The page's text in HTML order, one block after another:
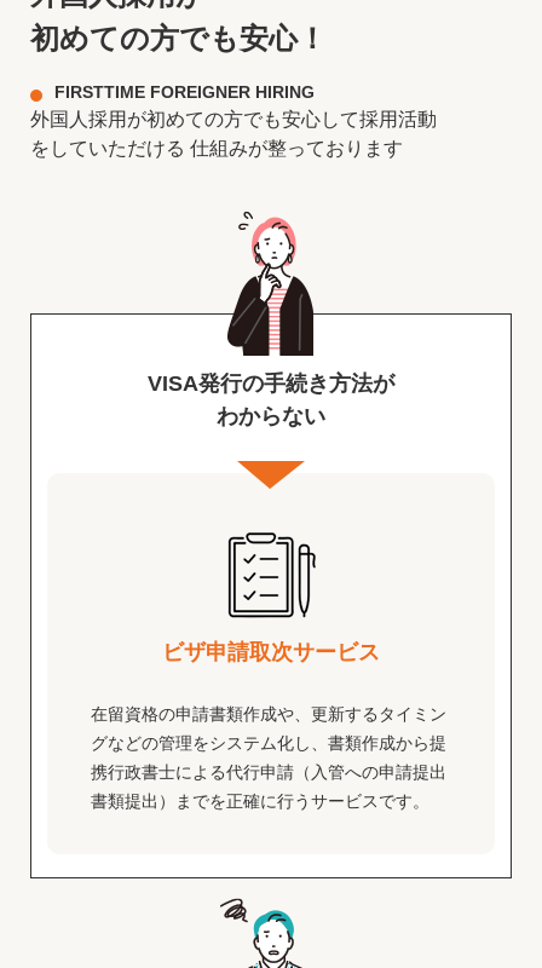
初めての方でも安心！
FIRSTTIME FOREIGNER HIRING
外国人採用が初めての方でも安心して採用活動
をしていただける 仕組みが整っております
VISA発行の手続き方法が
わからない
ビザ申請取次サービス
在留資格の申請書類作成や、更新するタイミン
グなどの管理をシステム化し、書類作成から提
携行政書士による代行申請（入管への申請提出
書類提出）までを正確に行うサービスです。